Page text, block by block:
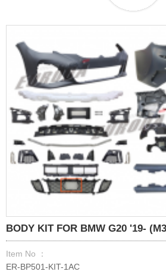
BODY KIT FOR BMW G20 '19-
Item No ：
ER-BP501-KIT-1AC